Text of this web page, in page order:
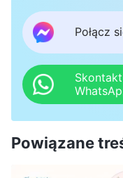
Połącz
Powiązane